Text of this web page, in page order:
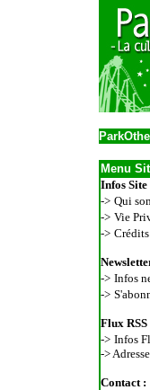
Menu
Infos Site
-> Qui
-> Vie
-> Crédits
-> Infos
->
Flux RSS
-> Infos
->
Contact :